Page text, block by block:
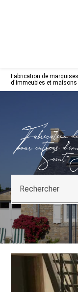
Fabrication de
d'immeubles et maisons
Fabrication
pour entrées
Saint-
Rechercher
Panneau de gestion